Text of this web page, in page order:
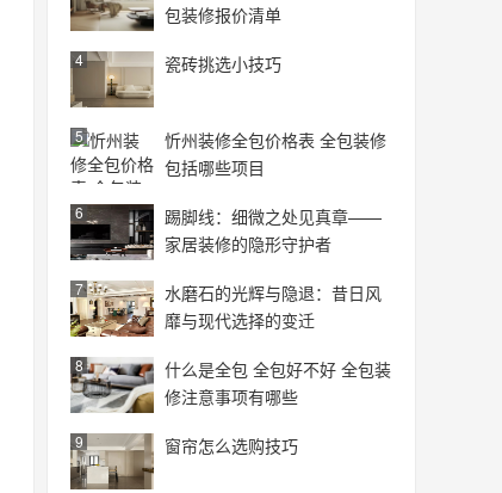
包装修报价清单
瓷砖挑选小技巧
4
忻州装修全包价格表 全包装修
包括哪些项目
5
踢脚线：细微之处见真章——
家居装修的隐形守护者
6
水磨石的光辉与隐退：昔日风
靡与现代选择的变迁
7
什么是全包 全包好不好 全包装
修注意事项有哪些
8
窗帘怎么选购技巧
9